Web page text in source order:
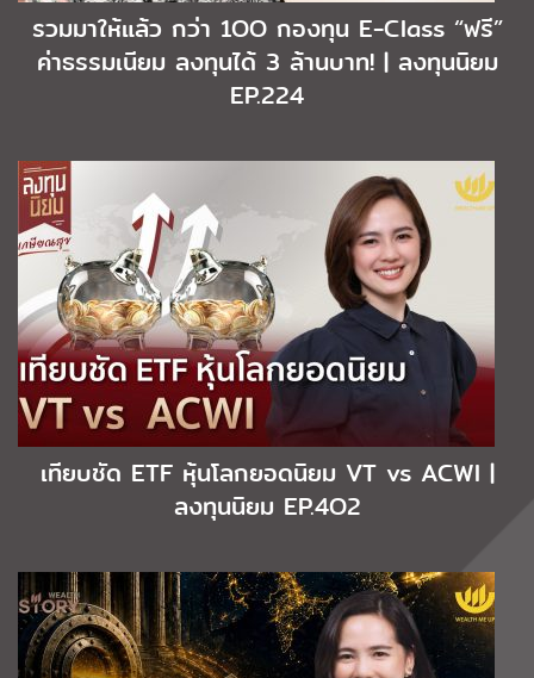
รวมมาให้แล้ว กว่า 1OO กองทุน E-Class “ฟรี”
ค่าธรรมเนียม ลงทุนได้ 3 ล้านบาท! | ลงทุนนิยม
EP.224
เทียบชัด ETF หุ้นโลกยอดนิยม VT vs ACWI |
ลงทุนนิยม EP.4O2